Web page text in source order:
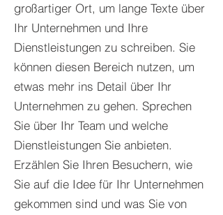
großartiger Ort, um lange Texte über
Ihr Unternehmen und Ihre
Dienstleistungen zu schreiben. Sie
können diesen Bereich nutzen, um
etwas mehr ins Detail über Ihr
Unternehmen zu gehen. Sprechen
Sie über Ihr Team und welche
Dienstleistungen Sie anbieten.
Erzählen Sie Ihren Besuchern, wie
Sie auf die Idee für Ihr Unternehmen
gekommen sind und was Sie von